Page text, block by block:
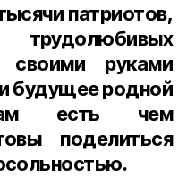
патриотов,
своими руками
будущее родной
есть чем
поделиться